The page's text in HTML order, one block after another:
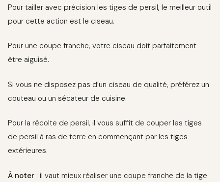
Pour tailler avec précision les tiges de persil, le meilleur outil
pour cette action est le ciseau.
Pour une coupe franche, votre ciseau doit parfaitement
être aiguisé.
Si vous ne disposez pas d’un ciseau de qualité, préférez un
couteau ou un sécateur de cuisine.
Pour la récolte de persil, il vous suffit de couper les tiges
de persil à ras de terre en commençant par les tiges
extérieures.
À noter : il vaut mieux réaliser une coupe franche de la tige